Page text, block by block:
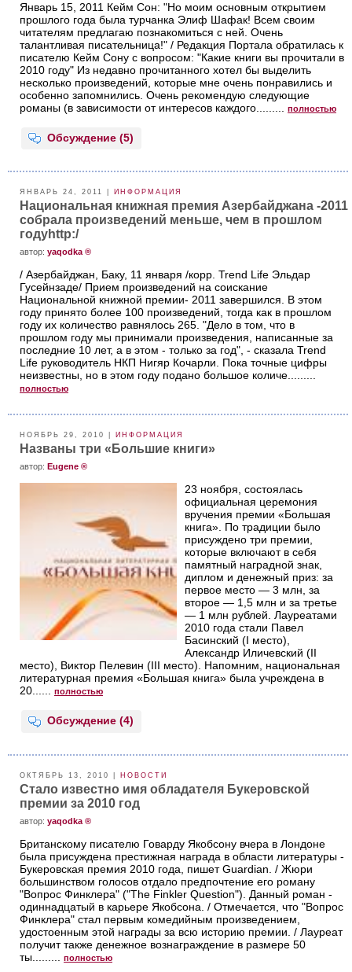
Январь 15, 2011 Кейм Сон: "Но моим основным открытием
прошлого года была турчанка Элиф Шафак! Всем своим
читателям предлагаю познакомиться с ней. Очень
талантливая писательница!" / Редакция Портала обратилась к
писателю Кейм Сону с вопросом: "Какие книги вы прочитали в
2010 году" Из недавно прочитанного хотел бы выделить
несколько произведений, которые мне очень понравились и
особенно запомнились. Очень рекомендую следующие
романы (в зависимости от интересов каждого.........
полностью
Обсуждение (5)
ЯНВАРЬ 24, 2011 | ИНФОРМАЦИЯ
Национальная книжная премия Азербайджана -2011
собрала произведений меньше, чем в прошлом
годуhttp:/
aвтор: yaqodka ®
/ Азербайджан, Баку, 11 января /корр. Trend Life Эльдар
Гусейнзаде/ Прием произведений на соискание
Национальной книжной премии- 2011 завершился. В этом
году принято более 100 произведений, тогда как в прошлом
году их количество равнялось 265. "Дело в том, что в
прошлом году мы принимали произведения, написанные за
последние 10 лет, а в этом - только за год", - сказала Trend
Life руководитель НКП Нигяр Кочарли. Пока точные цифры
неизвестны, но в этом году подано большое количе.........
полностью
НОЯБРЬ 29, 2010 | ИНФОРМАЦИЯ
Названы три «Большие книги»
aвтор: Eugene ®
23 ноября, состоялась
официальная церемония
вручения премии «Большая
книга». По традиции было
присуждено три премии,
которые включают в себя
памятный наградной знак,
диплом и денежный приз: за
первое место — 3 млн, за
второе — 1,5 млн и за третье
— 1 млн рублей. Лауреатами
2010 года стали Павел
Басинский (I место),
Александр Иличевский (II
место), Виктор Пелевин (III место). Напомним, национальная
литературная премия «Большая книга» была учреждена в
20...... полностью
Обсуждение (4)
ОКТЯБРЬ 13, 2010 | НОВОСТИ
Стало известно имя обладателя Букеровской
премии за 2010 год
aвтор: yaqodka ®
Британскому писателю Говарду Якобсону вчера в Лондоне
была присуждена престижная награда в области литературы -
Букеровская премия 2010 года, пишет Guardian. / Жюри
большинством голосов отдало предпочтение его роману
"Вопрос Финклера" ("The Finkler Question"). Данный роман -
одиннадцатый в карьере Якобсона. / Отмечается, что "Вопрос
Финклера" стал первым комедийным произведением,
удостоенным этой награды за всю историю премии. / Лауреат
получит также денежное вознаграждение в размере 50
ты.........
полностью